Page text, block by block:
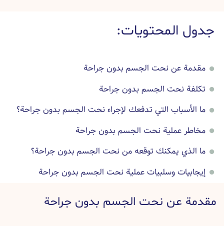
جدول المحتويات:
مقدمة عن نحت الجسم بدون جراحة
تكلفة نحت الجسم بدون جراحة
ما الأسباب التي تدفعك لإجراء نحت الجسم بدون جراحة؟
مخاطر عملية نحت الجسم بدون جراحة
ما الذي يمكنك توقعه من نحت الجسم بدون جراحة؟
إيجابيات وسلبيات عملية نحت الجسم بدون جراحة
مقدمة عن نحت الجسم بدون جراحة